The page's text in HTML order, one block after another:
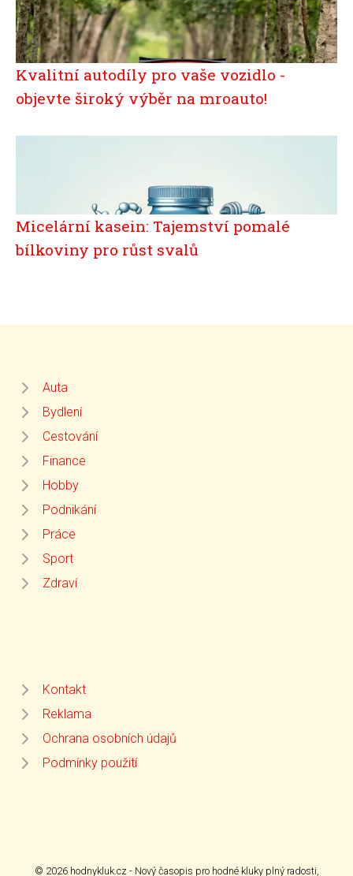
Kvalitní autodíly pro vaše vozidlo -
objevte široký výběr na mroauto!
Micelární kasein: Tajemství pomalé
bílkoviny pro růst svalů
Auta
Bydlení
Cestování
Finance
Hobby
Podnikání
Práce
Sport
Zdraví
Kontakt
Reklama
Ochrana osobních údajů
Podmínky použití
© 2026 hodnykluk.cz - Nový časopis pro hodné kluky plný radosti,